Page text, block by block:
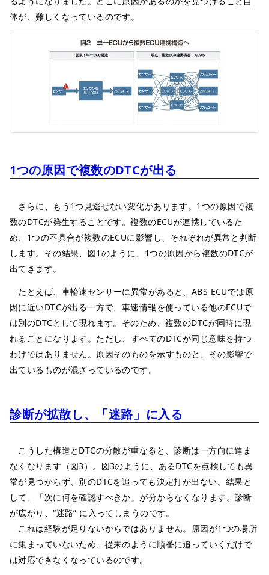
体が、難しくなっているのです。
1つの原因で複数のDTCが出る
さらに、もう1つ見逃せない変化があります。1つの原因で複
数のDTCが発生することです。複数のECUが連携しているた
め、1つの不具合が複数のECUに影響し、それぞれが異常と判断
します。その結果、図1のように、1つの原因から複数のDTCが
出てきます。
たとえば、車輪速センサーに異常があると、ABS ECUでは原
因に近いDTCが出る一方で、車速情報を使っている他のECUで
は別のDTCとして現れます。そのため、複数のDTCが同時に現
れることになります。ただし、すべてのDTCが同じ意味を持つ
わけではありません。原因そのものを示すものと、その影響で
出ているものが混ざっているのです。
診断が拡散し、「迷路」に入る
こうした構造とDTCの分散が重なると、診断は一方向に進ま
なくなります（図3）。図3のように、あるDTCを点検しても異
常が見つからず、別のDTCを追っても決定打が出ない。結果と
して、「次に何を確認すべきか」が分からなくなります。診断
が広がり、“迷路” に入ってしまうのです。
これは経験が足りないからではありません。原因が1つの場所
に集まっていないため、従来のように順番に追っていくだけで
は対応できなくなっているのです。